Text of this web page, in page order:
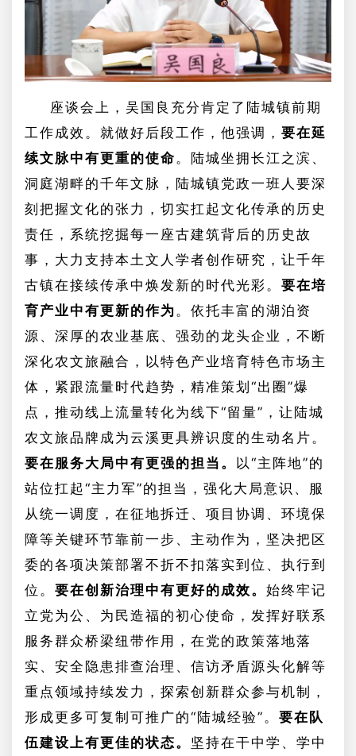
座谈会上，吴国良充分肯定了陆城镇前期
工作成效。就做好后段工作，他强调， 要在延
续文脉中有更重的使命 。陆城坐拥长江之滨、
洞庭湖畔的千年文脉，陆城镇党政一班人要深
刻把握文化的张力，切实扛起文化传承的历史
责任，系统挖掘每一座古建筑背后的历史故
事，大力支持本土文人学者创作研究，让千年
古镇在接续传承中焕发新的时代光彩。 要在培
育产业中有更新的作为 。依托丰富的湖泊资
源、深厚的农业基底、强劲的龙头企业，不断
深化农文旅融合，以特色产业培育特色市场主
体，紧跟流量时代趋势，精准策划“出圈”爆
点，推动线上流量转化为线下“留量”，让陆城
农文旅品牌成为云溪更具辨识度的生动名片。
要在服务大局中有更强的担当。 以 “主阵地”的
站位扛起“主力军”的担当，强化大局意识、服
从统一调度，在征地拆迁、项目协调、环境保
障等关键环节靠前一步、主动作为，坚决把区
委的各项决策部署不折不扣落实到位、执行到
位。 要在创新治理中有更好的成效。 始终牢记
立党为公、为民造福的初心使命，发挥好联系
服务群众桥梁纽带作用，在党的政策落地落
实、安全隐患排查治理、信访矛盾源头化解等
重点领域持续发力，探索创新群众参与机制，
形成更多可复制可推广的“陆城经验”。 要在队
伍建设上有更佳的状态。 坚持在干中学、学中